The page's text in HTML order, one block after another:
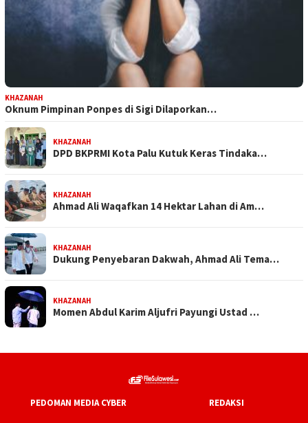
KHAZANAH
Oknum Pimpinan Ponpes di Sigi Dilaporkan…
KHAZANAH
DPD BKPRMI Kota Palu Kutuk Keras Tindaka…
KHAZANAH
Ahmad Ali Waqafkan 14 Hektar Lahan di Am…
KHAZANAH
Dukung Penyebaran Dakwah, Ahmad Ali Tema…
KHAZANAH
Momen Abdul Karim Aljufri Payungi Ustad …
PEDOMAN MEDIA CYBER REDAKSI